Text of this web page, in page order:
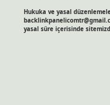
Hukuka ve yasal
yasal süre içerisinde